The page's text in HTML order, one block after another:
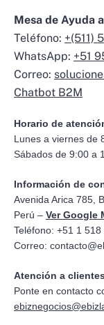
Mesa de Ayuda
Teléfono: +(511)
WhatsApp: +51
Correo:
Chatbot B2M
Horario de
Lunes a viernes de
Sábados de 9:00 a
Información de
Avenida Arica 785,
Perú – Ver Google
Teléfono: +51 1 518
Correo:
Atención a
Ponte en contacto